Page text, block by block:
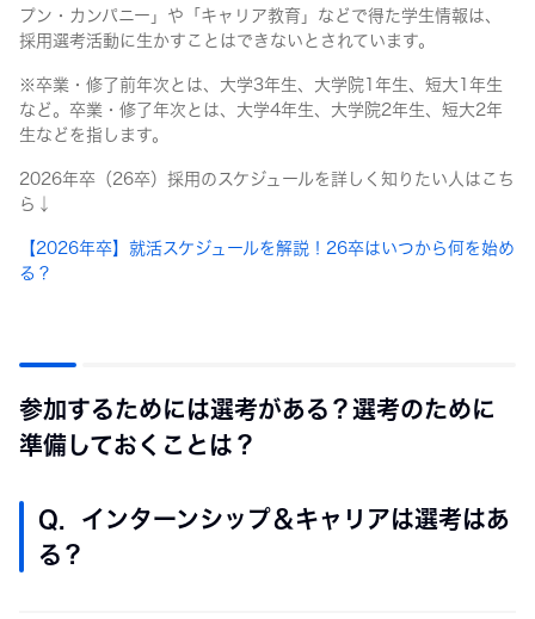
プン・カンパニー」や「キャリア教育」などで得た学生情報は、
採用選考活動に生かすことはできないとされています。
※卒業・修了前年次とは、大学3年生、大学院1年生、短大1年生
など。卒業・修了年次とは、大学4年生、大学院2年生、短大2年
生などを指します。
2026年卒（26卒）採用のスケジュールを詳しく知りたい人はこち
ら↓
【2026年卒】就活スケジュールを解説！26卒はいつから何を始め
る？
参加するためには選考がある？選考のために
準備しておくことは？
Q. インターンシップ＆キャリアは選考はあ
る？